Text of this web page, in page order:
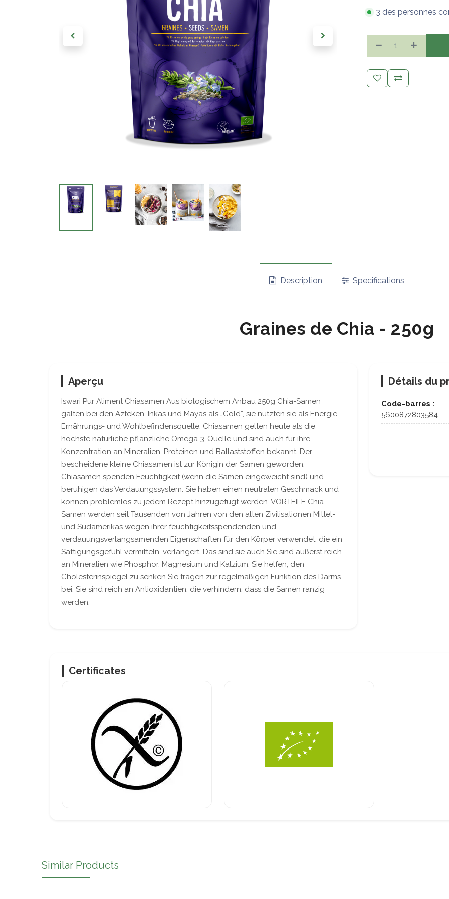
3 des personnes
Description Specifications
Graines de Chia - 250g
Aperçu
Iswari Pur Aliment Chiasamen Aus biologischem Anbau 250g Chia-Samen
galten bei den Azteken, Inkas und Mayas als „Gold“, sie nutzten sie als Energie-,
Ernährungs- und Wohlbefindensquelle. Chiasamen gelten heute als die
höchste natürliche pflanzliche Omega-3-Quelle und sind auch für ihre
Konzentration an Mineralien, Proteinen und Ballaststoffen bekannt. Der
bescheidene kleine Chiasamen ist zur Königin der Samen geworden.
Chiasamen spenden Feuchtigkeit (wenn die Samen eingeweicht sind) und
beruhigen das Verdauungssystem. Sie haben einen neutralen Geschmack und
können problemlos zu jedem Rezept hinzugefügt werden. VORTEILE Chia-
Samen werden seit Tausenden von Jahren von den alten Zivilisationen Mittel-
und Südamerikas wegen ihrer feuchtigkeitsspendenden und
verdauungsverlangsamenden Eigenschaften für den Körper verwendet, die ein
Sättigungsgefühl vermitteln. verlängert. Das sind sie auch Sie sind äußerst reich
an Mineralien wie Phosphor, Magnesium und Kalzium; Sie helfen, den
Cholesterinspiegel zu senken Sie tragen zur regelmäßigen Funktion des Darms
bei; Sie sind reich an Antioxidantien, die verhindern, dass die Samen ranzig
werden.
Détails du
Code-barres :
5600872803584
Certificates
Similar Products